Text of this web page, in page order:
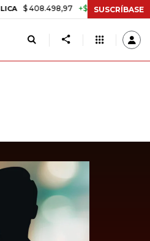
$ 408.498,97 +$ 8.753,81 +2,19%
SUSCRÍBASE